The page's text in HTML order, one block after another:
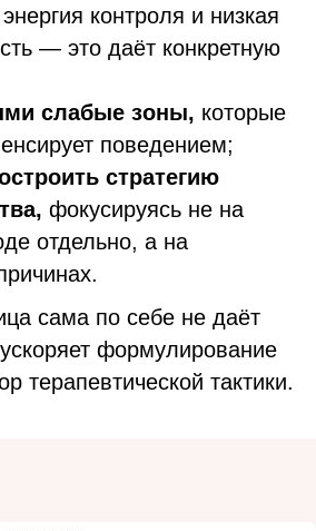
контроля и низкая
— это даёт конкретную
слабые зоны, которые
поведением;
стратегию
фокусируясь не на
отдельно, а на
сама по себе не даёт
формулирование
терапевтической тактики.